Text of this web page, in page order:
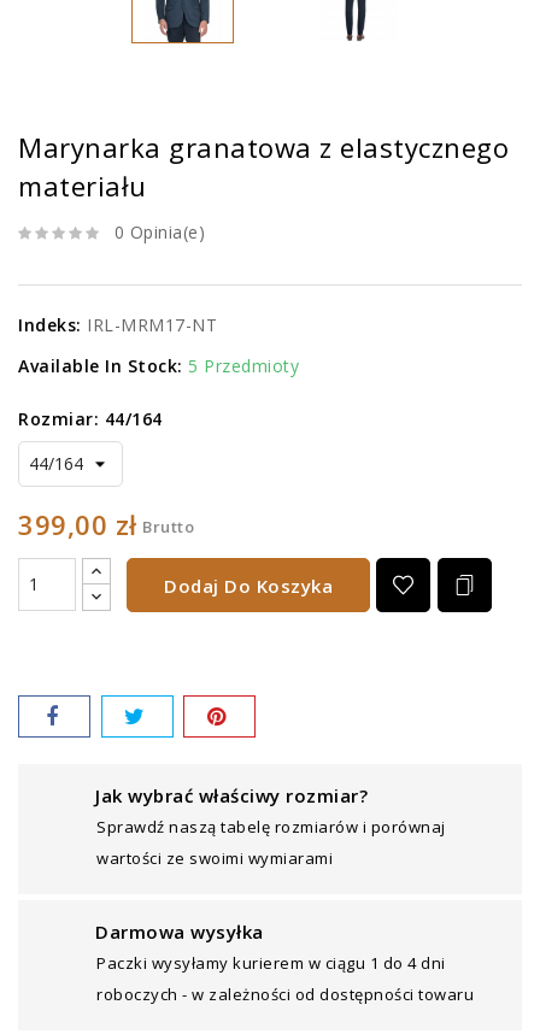
Marynarka granatowa z elastycznego
materiału
0 Opinia(e)
Indeks: IRL-MRM17-NT
Available In Stock: 5 Przedmioty
Rozmiar: 44/164
399,00 zł Brutto
Dodaj Do Koszyka
Jak wybrać właściwy rozmiar?
Sprawdź naszą tabelę rozmiarów i porównaj
wartości ze swoimi wymiarami
Darmowa wysyłka
Paczki wysyłamy kurierem w ciągu 1 do 4 dni
roboczych - w zależności od dostępności towaru